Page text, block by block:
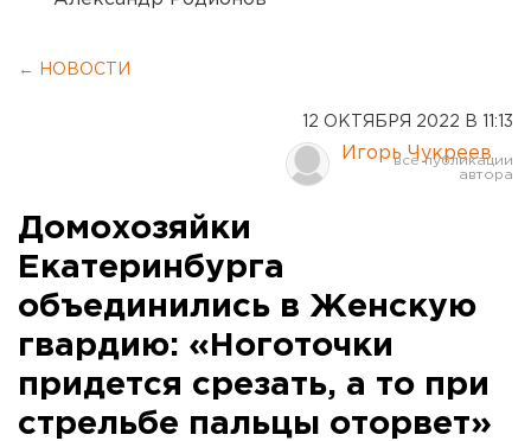
← НОВОСТИ
12 ОКТЯБРЯ 2022 В 11:13
Игорь Чукреев
Домохозяйки
Екатеринбурга
объединились в Женскую
гвардию: «Ноготочки
придется срезать, а то при
стрельбе пальцы оторвет»